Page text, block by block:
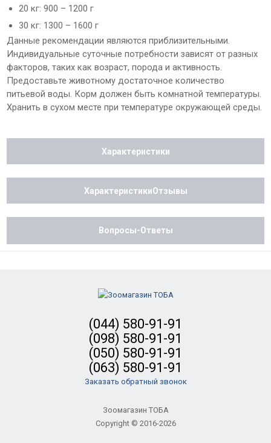
20 кг: 900 – 1200 г
30 кг: 1300 – 1600 г
Данные рекомендации являются приблизительными.
Индивидуальные суточные потребности зависят от разных
факторов, таких как возраст, порода и активность.
Предоставьте животному достаточное количество
питьевой воды. Корм должен быть комнатной температуры.
Хранить в сухом месте при температуре окружающей среды.
Характеристики
ХарактеристикиОтзывы
Вопросы-Ответы
(044) 580-91-91
(098) 580-91-91
(050) 580-91-91
(063) 580-91-91
Заказать обратный звонок
Зоомагазин ТОБА
Copyright © 2016-2026